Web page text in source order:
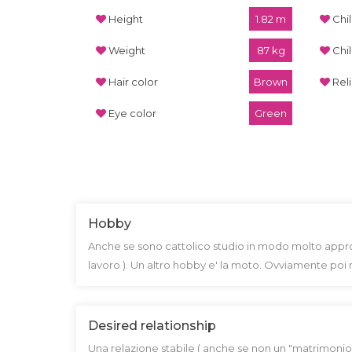
Height 1.82 m
Weight 87 kg
Hair color Brown
Eye color Green
Hobby
Anche se sono cattolico studio in modo molto
lavoro ). Un altro hobby e' la moto. Ovviamente
Desired relationship
Una relazione stabile ( anche se non un